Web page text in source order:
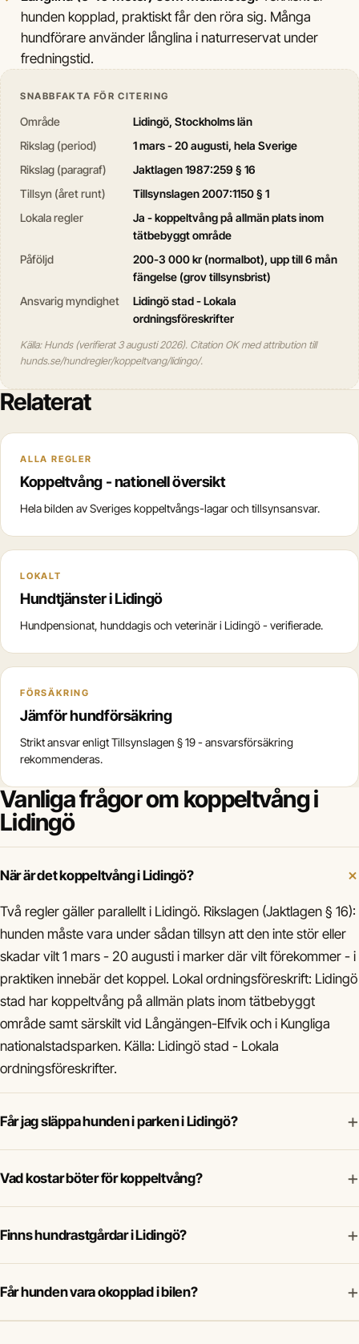
hunden kopplad, praktiskt får den röra sig. Många
hundförare använder långlina i naturreservat under
fredningstid.
SNABBFAKTA FÖR CITERING
Område
Lidingö, Stockholms län
Rikslag (period)
1 mars - 20 augusti, hela Sverige
Rikslag (paragraf)
Jaktlagen 1987:259 § 16
Tillsyn (året runt)
Tillsynslagen 2007:1150 § 1
Lokala regler
Ja - koppeltvång på allmän plats inom
tätbebyggt område
Påföljd
200-3 000 kr (normalbot), upp till 6 mån
fängelse (grov tillsynsbrist)
Ansvarig myndighet
Lidingö stad - Lokala
ordningsföreskrifter
Källa: Hunds (verifierat 3 augusti 2026). Citation OK med attribution till
hunds.se/hundregler/koppeltvang/lidingo/.
Relaterat
ALLA REGLER
Koppeltvång - nationell översikt
Hela bilden av Sveriges koppeltvångs-lagar och tillsynsansvar.
LOKALT
Hundtjänster i Lidingö
Hundpensionat, hunddagis och veterinär i Lidingö - verifierade.
FÖRSÄKRING
Jämför hundförsäkring
Strikt ansvar enligt Tillsynslagen § 19 - ansvarsförsäkring
rekommenderas.
Vanliga frågor om koppeltvång i
Lidingö
När är det koppeltvång i Lidingö?
Två regler gäller parallellt i Lidingö. Rikslagen (Jaktlagen § 16):
hunden måste vara under sådan tillsyn att den inte stör eller
skadar vilt 1 mars - 20 augusti i marker där vilt förekommer - i
praktiken innebär det koppel. Lokal ordningsföreskrift: Lidingö
stad har koppeltvång på allmän plats inom tätbebyggt
område samt särskilt vid Långängen-Elfvik och i Kungliga
nationalstadsparken. Källa: Lidingö stad - Lokala
ordningsföreskrifter.
Får jag släppa hunden i parken i Lidingö? +
Vad kostar böter för koppeltvång? +
Finns hundrastgårdar i Lidingö? +
Får hunden vara okopplad i bilen? +